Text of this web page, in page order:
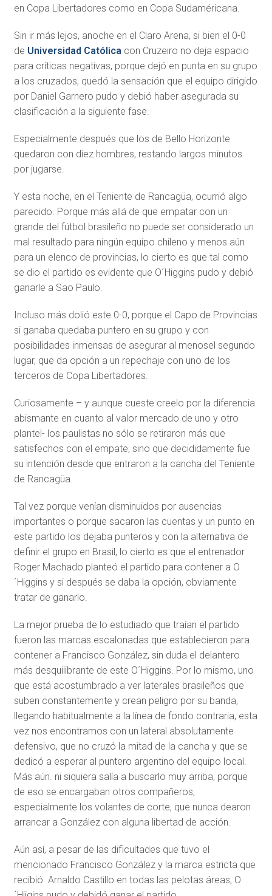
en Copa Libertadores como en Copa Sudaméricana.
Sin ir más lejos, anoche en el Claro Arena, si bien el 0-0
de Universidad Católicacon Cruzeiro no deja espacio
para críticas negativas, porque dejó en punta en su grupo
a los cruzados, quedó la sensación que el equipo dirigido
por Daniel Garnero pudo y debió haber asegurada su
clasificación a la siguiente fase.
Especialmente después que los de Bello Horizonte
quedaron con diez hombres, restando largos minutos
por jugarse.
Y esta noche, en el Teniente de Rancagüa, ocurrió algo
parecido. Porque más allá de que empatar con un
grande del fútbol brasileño no puede ser considerado un
mal resultado para ningún equipo chileno y menos aún
para un elenco de provincias, lo cierto es que tal como
se dio el partido es evidente que O´Higgins pudo y debió
ganarle a Sao Paulo.
Incluso más dolió este 0-0, porque el Capo de Provincias
si ganaba quedaba puntero en su grupo y con
posibilidades inmensas de asegurar al menosel segundo
lugar, que da opción a un repechaje con uno de los
terceros de Copa Libertadores.
Curiosamente – y aunque cueste creelo por la diferencia
abismante en cuanto al valor mercado de uno y otro
plantel- los paulistas no sólo se retiraron más que
satisfechos con el empate, sino que decididamente fue
su intención desde que entraron a la cancha del Teniente
de Rancagüa.
Tal vez porque venían disminuidos por ausencias
importantes o porque sacaron las cuentas y un punto en
este partido los dejaba punteros y con la alternativa de
definir el grupo en Brasil, lo cierto es que el entrenador
Roger Machado planteó el partido para contener a O
´Higgins y si después se daba la opción, obviamente
tratar de ganarlo.
La mejor prueba de lo estudiado que traían el partido
fueron las marcas escalonadas que establecieron para
contener a Francisco González, sin duda el delantero
más desquilibrante de este O´Higgins. Por lo mismo, uno
que está acostumbrado a ver laterales brasileños que
suben constantemente y crean peligro por su banda,
llegando habitualmente a la línea de fondo contraria, esta
vez nos encontramos con un lateral absolutamente
defensivo, que no cruzó la mitad de la cancha y que se
dedicó a esperar al puntero argentino del equipo local.
Más aún. ni siquiera salía a buscarlo muy arriba, porque
de eso se encargaban otros compañeros,
especialmente los volantes de corte, que nunca dearon
arrancar a González con alguna libertad de acción.
Aún así, a pesar de las dificultades que tuvo el
mencionado Francisco González y la marca estricta que
recibió Arnaldo Castillo en todas las pelotas áreas, O